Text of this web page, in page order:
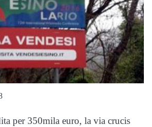
per 350mila euro, la via crucis